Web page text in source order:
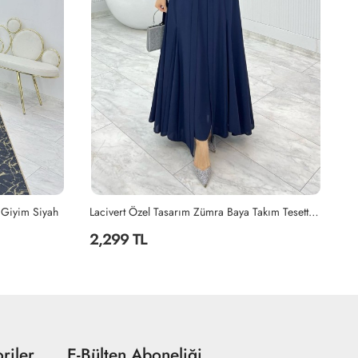
Lacivert Özel Tasarım Zümra Baya Takım Tesettür Giyim Lacivert Petrol Seda Tasarım Takım Tesettür Giyim Petrol Mavisi
2,199 TL